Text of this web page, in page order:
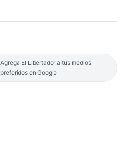
Agrega El Libertador a tus medios
preferidos en Google